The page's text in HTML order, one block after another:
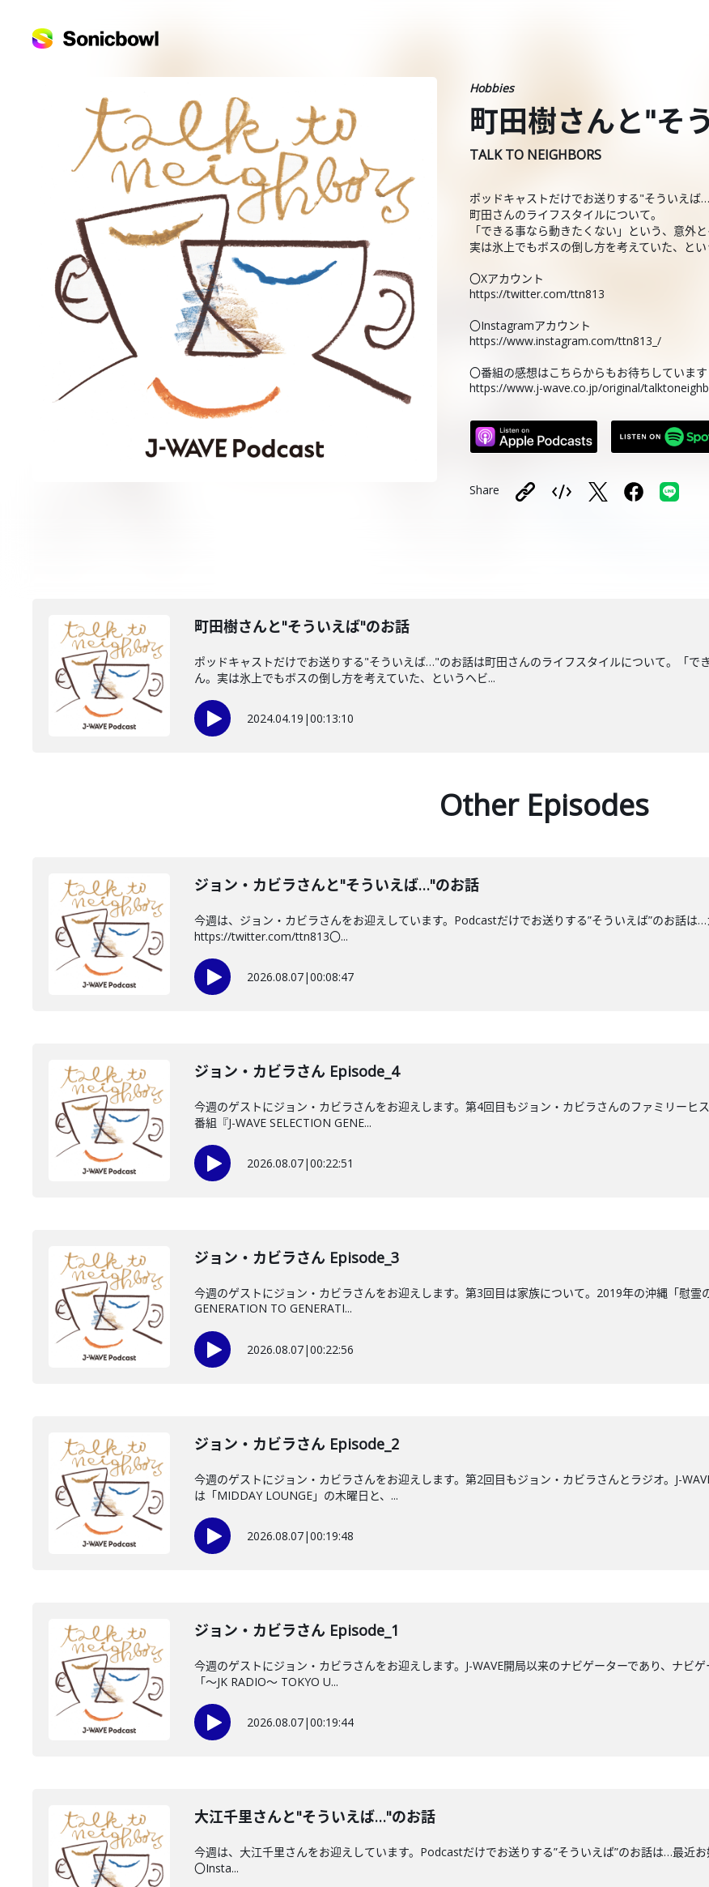
Hobbies
町田樹さんと"そ
TALK TO NEIGHBORS
ポッドキャストだけでお送りする"そういえば
町田さんのライフスタイルについて。
「できる事なら動きたくない」という、意外
実は氷上でもボスの倒し方を考えていた、と
〇Xアカウント
https://twitter.com/ttn813
〇Instagramアカウント
https://www.instagram.com/ttn813_/
〇番組の感想はこちらからもお待ちしています
https://www.j-wave.co.jp/original/
Share
町田樹さんと"そういえば"のお話
ポッドキャストだけでお送りする"そういえば…"のお話は町田さんのライフスタイルについて。「で
ん。実は氷上でもボスの倒し方を考えていた、というヘビ...
2024.04.19 |00:13:10
Other Episodes
ジョン・カビラさんと"そういえば…"のお話
今週は、ジョン・カビラさんをお迎えしています。Podcastだけでお送りする”そういえば”のお話は
https://twitter.com/ttn813〇...
2026.08.07|00:08:47
ジョン・カビラさん Episode_4
今週のゲストにジョン・カビラさんをお迎えします。第4回目もジョン・カビラさんのファミリー
番組『J-WAVE SELECTION GENE...
2026.08.07|00:22:51
ジョン・カビラさん Episode_3
今週のゲストにジョン・カビラさんをお迎えします。第3回目は家族について。2019年の沖縄「慰霊
GENERATION TO GENERATI...
2026.08.07|00:22:56
ジョン・カビラさん Episode_2
今週のゲストにジョン・カビラさんをお迎えします。第2回目もジョン・カビラさんとラジオ。J-
は「MIDDAY LOUNGE」の木曜日と、...
2026.08.07|00:19:48
ジョン・カビラさん Episode_1
今週のゲストにジョン・カビラさんをお迎えします。J-WAVE開局以来のナビゲーターであり、ナビ
「〜JK RADIO〜 TOKYO U...
2026.08.07|00:19:44
大江千里さんと"そういえば…"のお話
今週は、大江千里さんをお迎えしています。Podcastだけでお送りする”そういえば”のお話は…最
〇Insta...